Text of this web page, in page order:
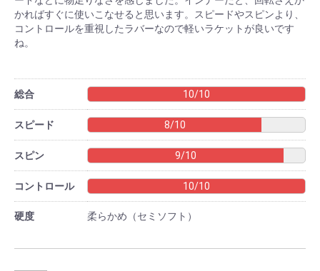
かればすぐに使いこなせると思います。スピードやスピンより、
コントロールを重視したラバーなので軽いラケットが良いです
ね。
総合 10/10
スピード 8/10
スピン 9/10
コントロール 10/10
硬度 柔らかめ（セミソフト）